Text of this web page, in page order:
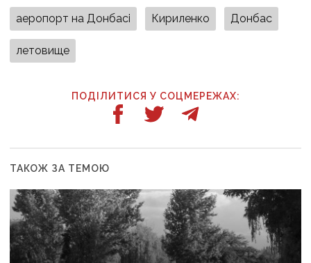
аеропорт на Донбасі Кириленко Донбас
летовище
ПОДІЛИТИСЯ У СОЦМЕРЕЖАХ:
ТАКОЖ ЗА ТЕМОЮ